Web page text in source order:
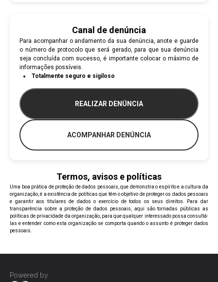
Canal de denúncia
Para acompanhar o andamento da sua denúncia, anote e guarde
o número de protocolo que será gerado, para que sua denúncia
seja concluída com sucesso, é importante colocar o máximo de
informações possíveis.
Totalmente seguro e sigiloso
REALIZAR DENÚNCIA
ACOMPANHAR DENÚNCIA
Termos, avisos e políticas
Uma boa prática de proteção de dados pessoais, que demonstra o espírito e a cultura da
organização, é a existência de políticas que têm o objetivo de proteger os dados pessoais
e garantir aos titulares de dados o exercício de todos os seus direitos. Para dar
transparência sobre a proteção de dados pessoais, aqui são tornadas públicas as
políticas de privacidade da organização, para que qualquer interessado possa consultá-
las e entender como esta organização se comporta quando o assunto é proteger dados
pessoais.
Powered by